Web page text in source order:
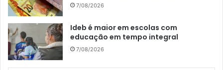
7/08/2026
Ideb é maior em escolas com
educação em tempo integral
7/08/2026